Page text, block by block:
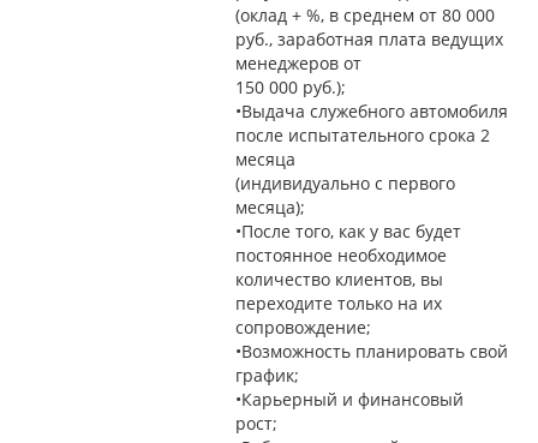
(оклад + %, в среднем от 80 000
руб., заработная плата ведущих
менеджеров от
150 000 руб.);
•Выдача служебного автомобиля
после испытательного срока 2
месяца
(индивидуально с первого
месяца);
•После того, как у вас будет
постоянное необходимое
количество клиентов, вы
переходите только на их
сопровождение;
•Возможность планировать свой
график;
•Карьерный и финансовый
рост;